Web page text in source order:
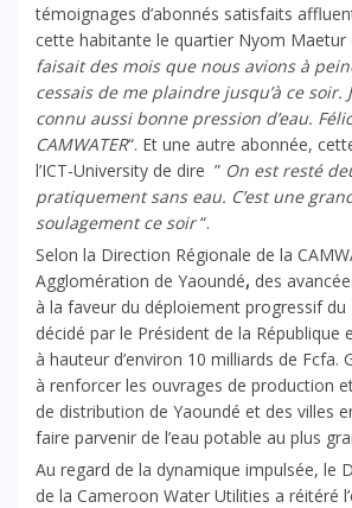
témoignages d’abonnés satisfaits
cette habitante le quartier Nyom Maetur
faisait des mois que nous avions à
cessais de me plaindre jusqu’à ce soir.
connu aussi bonne pression d’eau.
CAMWATER“. Et une autre abonnée,
l’ICT-University de dire ” On est resté
pratiquement sans eau. C’est une
soulagement ce soir“.
Selon la Direction Régionale de la
Agglomération de Yaoundé, des
à la faveur du déploiement progressif
décidé par le Président de la République
à hauteur d’environ 10 milliards de Fcfa.
à renforcer les ouvrages de production
de distribution de Yaoundé et des villes
faire parvenir de l’eau potable au plus
Au regard de la dynamique impulsée, le
de la Cameroon Water Utilities a réitéré